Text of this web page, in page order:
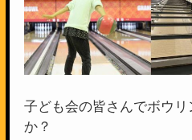
子ども会の皆さんでボウ
か？